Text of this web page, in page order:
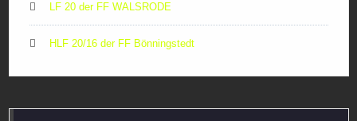
LF 20 der FF WALSRODE
HLF 20/16 der FF Bönningstedt